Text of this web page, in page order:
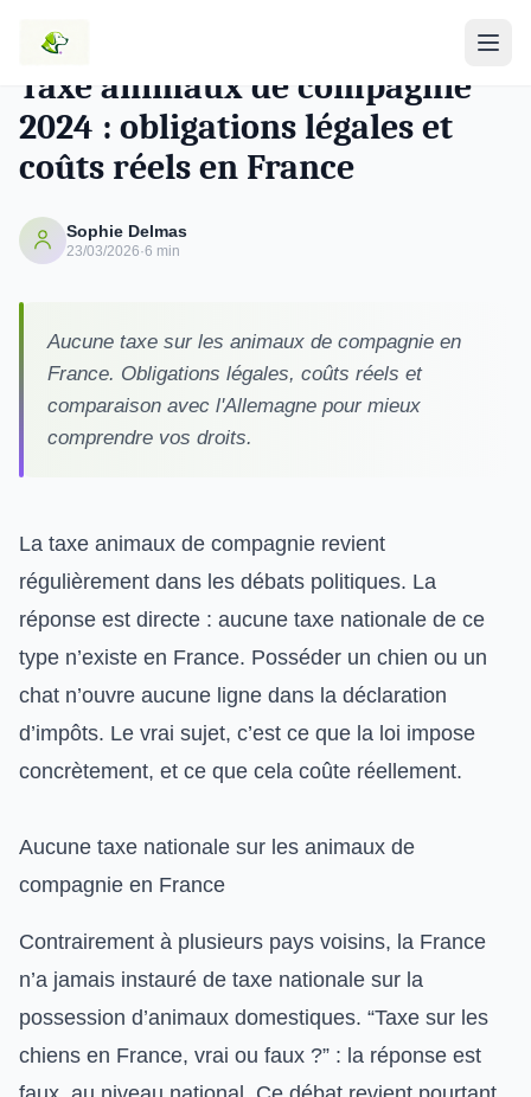
SANTÉ CANINE
Taxe animaux de compagnie
2024 : obligations légales et
coûts réels en France
Sophie Delmas
23/03/2026·6 min
Aucune taxe sur les animaux de compagnie en
France. Obligations légales, coûts réels et
comparaison avec l'Allemagne pour mieux
comprendre vos droits.
La taxe animaux de compagnie revient
régulièrement dans les débats politiques. La
réponse est directe : aucune taxe nationale de ce
type n’existe en France. Posséder un chien ou un
chat n’ouvre aucune ligne dans la déclaration
d’impôts. Le vrai sujet, c’est ce que la loi impose
concrètement, et ce que cela coûte réellement.
Aucune taxe nationale sur les animaux de
compagnie en France
Contrairement à plusieurs pays voisins, la France
n’a jamais instauré de taxe nationale sur la
possession d’animaux domestiques. “Taxe sur les
chiens en France, vrai ou faux ?” : la réponse est